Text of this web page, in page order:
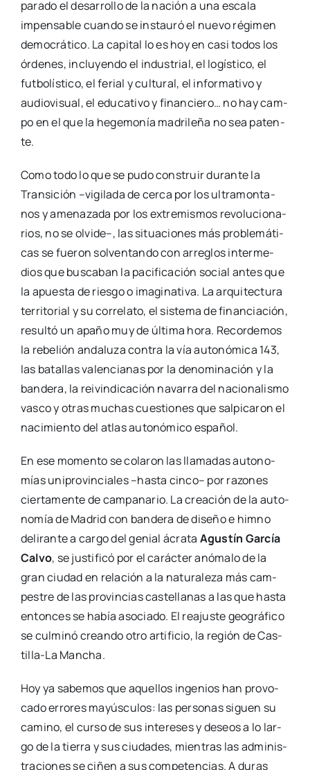
po en el que la hege­mo­nía madri­le­ña no sea paten­
te.
Como todo lo que se pudo cons­truir duran­te la
Tran­si­ción –vigi­la­da de cer­ca por los ultra­mon­ta­
nos y ame­na­za­da por los extre­mis­mos revo­lu­cio­na­
rios, no se olvi­de–, las situa­cio­nes más pro­ble­má­ti­
cas se fue­ron sol­ven­tan­do con arre­glos inter­me­
la apues­ta de ries­go o ima­gi­na­ti­va. La arqui­tec­tu­ra
terri­to­rial y su corre­la­to, el sis­te­ma de finan­cia­ción,
resul­tó un apa­ño muy de últi­ma hora. Recor­de­mos
la rebe­lión anda­lu­za con­tra la vía auto­nó­mi­ca 143,
las bata­llas valen­cia­nas por la deno­mi­na­ción y la
ban­de­ra, la rei­vin­di­ca­ción nava­rra del nacio­na­lis­mo
vas­co y otras muchas cues­tio­nes que sal­pi­ca­ron el
naci­mien­to del atlas auto­nó­mi­co espa­ñol.
En ese momen­to se cola­ron las lla­ma­das auto­no­
mías uni­pro­vin­cia­les –has­ta cin­co– por razo­nes
cier­ta­men­te de cam­pa­na­rio. La crea­ción de la auto­
no­mía de Madrid con ban­de­ra de dise­ño e himno
deli­ran­te a car­go del genial ácra­taAgus­tín Gar­cía
gran ciu­dad en rela­ción a la natu­ra­le­za más cam­
pes­tre de las pro­vin­cias cas­te­lla­nas a las que has­ta
enton­ces se había aso­cia­do. El reajus­te geo­grá­fi­co
se cul­mi­nó crean­do otro arti­fi­cio, la región de Cas­­
ti­­lla-La Man­cha.
Hoy ya sabe­mos que aque­llos inge­nios han pro­vo­
ca­do erro­res mayúscu­los: las per­so­nas siguen su
camino, el cur­so de sus intere­ses y deseos a lo lar­
go de la tie­rra y sus ciu­da­des, mien­tras las admi­nis­
tra­cio­nes se ciñen a sus com­pe­ten­cias. A duras
com­ple­men­tán­do­se a su cer­ca­nía de Madrid, el ele­
fan­te urbano. Las deman­das del mer­ca­do inmo­bi­
lia­rio han impues­to su ley, como en Ciu­dad Real,
con­ver­ti­da en dor­mi­to­rio de Madrid des­de que el